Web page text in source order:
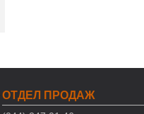
ОТДЕЛ ПРОДАЖ